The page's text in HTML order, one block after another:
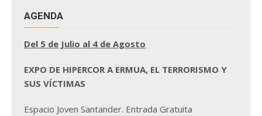
AGENDA
Del 5 de Julio al 4 de Agosto
EXPO DE HIPERCOR A ERMUA, EL TERRORISMO Y
SUS VÍCTIMAS
Espacio Joven Santander. Entrada Gratuita